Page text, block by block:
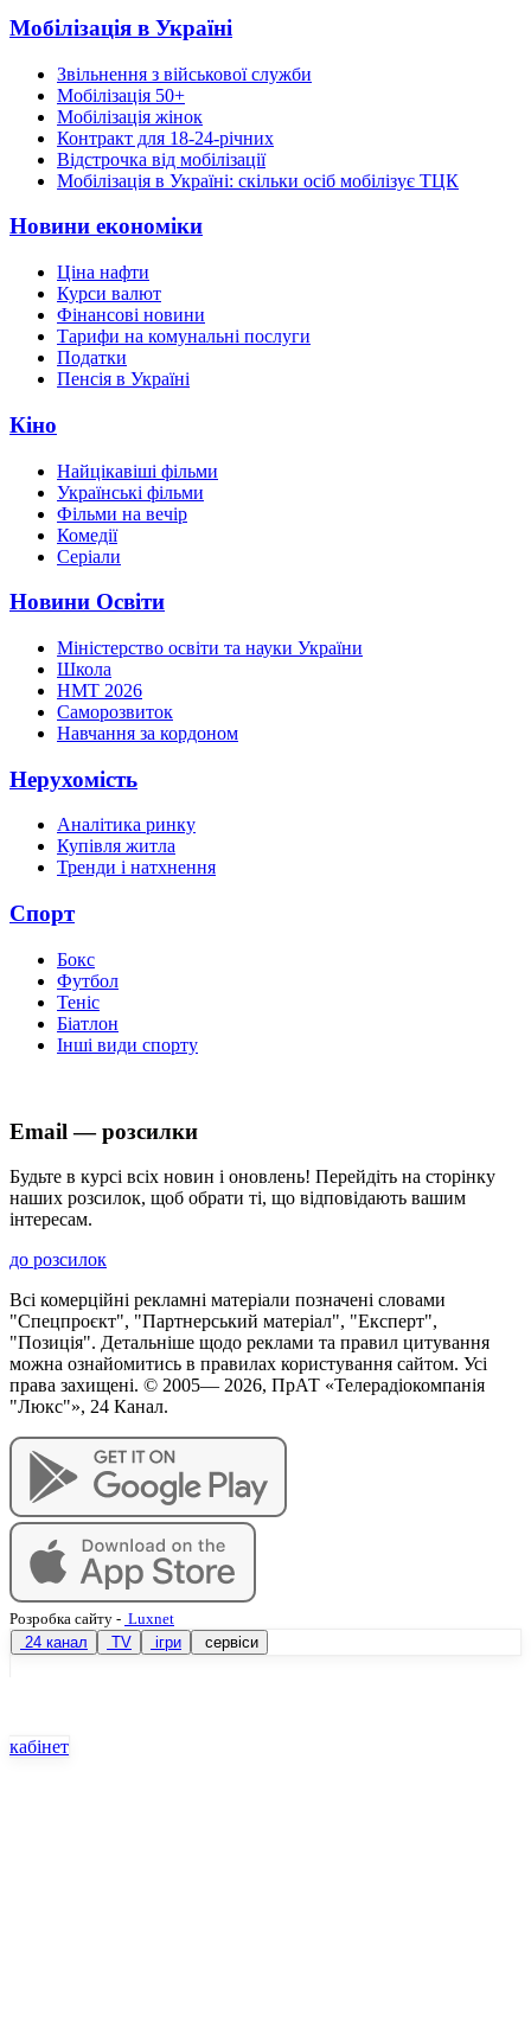
Мобілізація в Україні
Звільнення з військової служби
Мобілізація 50+
Мобілізація жінок
Контракт для 18-24-річних
Відстрочка від мобілізації
Мобілізація в Україні: скільки осіб мобілізує ТЦК
Новини економіки
Ціна нафти
Курси валют
Фінансові новини
Тарифи на комунальні послуги
Податки
Пенсія в Україні
Кіно
Найцікавіші фільми
Українські фільми
Фільми на вечір
Комедії
Серіали
Новини Освіти
Міністерство освіти та науки України
Школа
НМТ 2026
Саморозвиток
Навчання за кордоном
Нерухомість
Аналітика ринку
Купівля житла
Тренди і натхнення
Спорт
Бокс
Футбол
Теніс
Біатлон
Інші види спорту
Email — розсилки
Будьте в курсі всіх новин і оновлень! Перейдіть на сторінку
наших розсилок, щоб обрати ті, що відповідають вашим
інтересам.
до розсилок
Всі комерційні рекламні матеріали позначені словами
"Спецпроєкт", "Партнерський матеріал", "Експерт",
"Позиція". Детальніше щодо реклами та правил цитування
можна ознайомитись в правилах користування сайтом. Усі
права захищені. © 2005— 2026, ПрАТ «Телерадіокомпанія
"Люкс"», 24 Канал.
Розробка сайту - Luxnet
24 канал
TV ігри сервіси
кабінет